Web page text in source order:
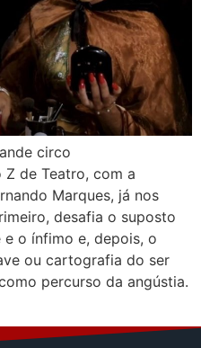
circo
Z de Teatro, com a
Marques, já nos
desafia o suposto
o ínfimo e, depois, o
ou cartografia do ser
percurso da angústia.